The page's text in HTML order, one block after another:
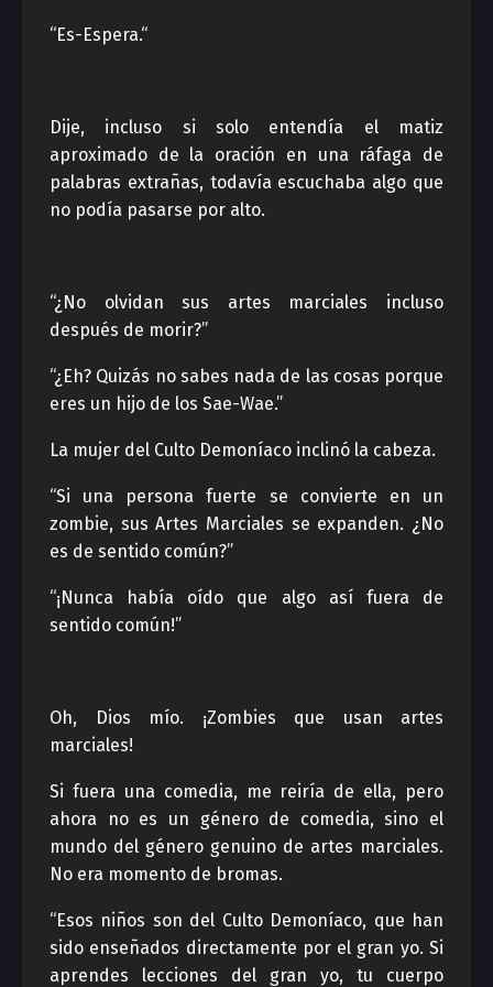
“Es-Espera.“
Dije, incluso si solo entendía el matiz
aproximado de la oración en una ráfaga de
palabras extrañas, todavía escuchaba algo que
no podía pasarse por alto.
“¿No olvidan sus artes marciales incluso
después de morir?”
“¿Eh? Quizás no sabes nada de las cosas porque
eres un hijo de los Sae-Wae.”
La mujer del Culto Demoníaco inclinó la cabeza.
“Si una persona fuerte se convierte en un
zombie, sus Artes Marciales se expanden. ¿No
es de sentido común?”
“¡Nunca había oído que algo así fuera de
sentido común!”
Oh, Dios mío. ¡Zombies que usan artes
marciales!
Si fuera una comedia, me reiría de ella, pero
ahora no es un género de comedia, sino el
mundo del género genuino de artes marciales.
No era momento de bromas.
“Esos niños son del Culto Demoníaco, que han
sido enseñados directamente por el gran yo. Si
aprendes lecciones del gran yo, tu cuerpo